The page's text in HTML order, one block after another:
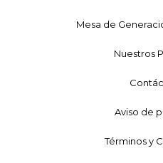
Mesa de
Nuestros
Aviso de
Términos y